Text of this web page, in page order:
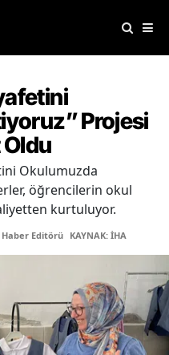
Projesi
Okulumuzda
öğrencilerin okul
kurtuluyor.
Haber Editörü KAYNAK: İHA